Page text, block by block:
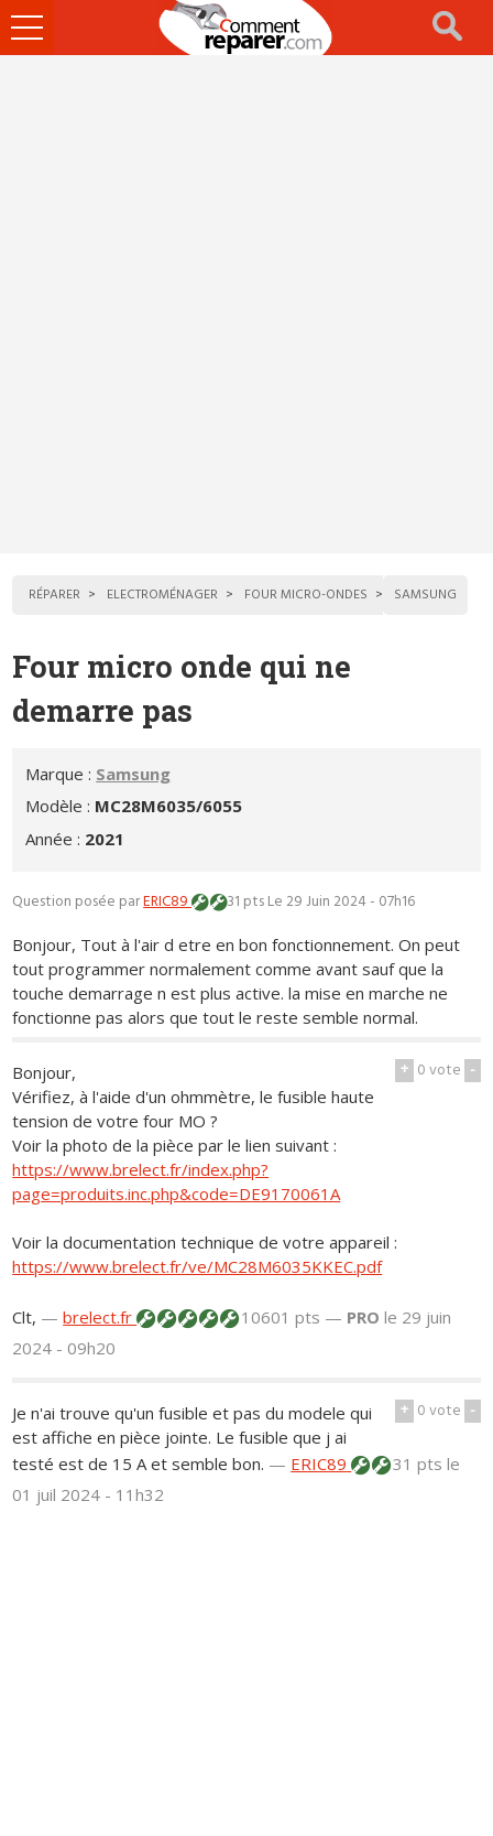
Ouvrir
le
RÉPARER ELECTROMÉNAGER FOUR MICRO-ONDES SAMSUNG
Four micro onde qui ne
demarre pas
Marque : Samsung
Modèle : MC28M6035/6055
Année : 2021
Question posée parERIC89 31 ptsLe 29 Juin 2024 - 07h16
Bonjour, Tout à l'air d etre en bon fonctionnement. On peut
tout programmer normalement comme avant sauf que la
touche demarrage n est plus active. la mise en marche ne
fonctionne pas alors que tout le reste semble normal.
+ 0vote -
Bonjour,
Vérifiez, à l'aide d'un ohmmètre, le fusible haute
tension de votre four MO ?
Voir la photo de la pièce par le lien suivant :
https://www.brelect.fr/index.php?
page=produits.inc.php&code=DE9170061A
Voir la documentation technique de votre appareil :
https://www.brelect.fr/ve/MC28M6035KKEC.pdf
Clt, —brelect.fr 10601 pts — PRO le 29 juin
2024 - 09h20
+ 0vote -
Je n'ai trouve qu'un fusible et pas du modele qui
est affiche en pièce jointe. Le fusible que j ai
testé est de 15 A et semble bon. — ERIC89 31 ptsle
01 juil 2024 - 11h32